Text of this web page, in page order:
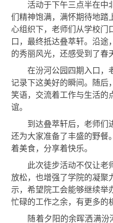
活动于下午三点半在中
们精神饱满，满怀期待地踏
心组织下，老师们从学校门
口，最终抵达叠萃轩。沿途
的秀丽风光，还感受到了春
在汾河公园四期入口，
记录下这美好的瞬间。随后
笑语，交流着工作与生活的
谊。
到达叠萃轩后，老师们
还为大家准备了丰盛的野餐
着美食，分享着快乐。
此次徒步活动不仅让老
放松，也增强了学院的凝聚
示，希望院工会能够继续举
忙碌的工作之余，有更多的
随着夕阳的余晖洒满汾